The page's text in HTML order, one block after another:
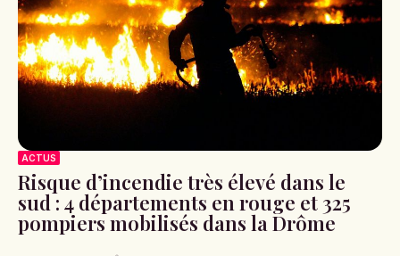
ACTUS
Risque d’incendie très élevé dans le
sud : 4 départements en rouge et 325
pompiers mobilisés dans la Drôme